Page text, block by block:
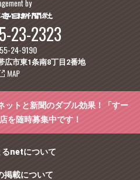
by
23-2323
24-9190
広市東1条南8丁目2番地
ットと新聞のダブル効果！「すー
を随時募集中です！
るnetについて
掲載について